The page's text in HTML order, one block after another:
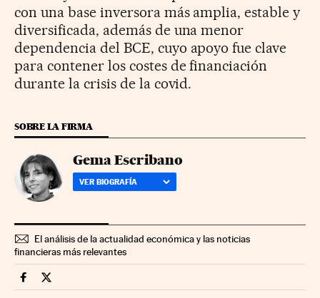
con una base inversora más amplia, estable y
diversificada, además de una menor
dependencia del BCE, cuyo apoyo fue clave
para contener los costes de financiación
durante la crisis de la covid.
SOBRE LA FIRMA
Gema Escribano
VER BIOGRAFÍA
El análisis de la actualidad económica y las noticias
financieras más relevantes
Mercados Financieros Cinco Días en Facebook
Mercados Financieros Cinco Días en Twitter